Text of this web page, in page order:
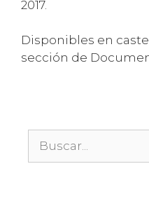
2017.
Disponibles en
sección de